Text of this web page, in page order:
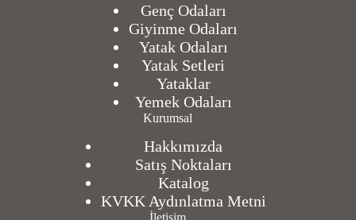
Genç Odaları
Giyinme Odaları
Yatak Odaları
Yatak Setleri
Yataklar
Yemek Odaları
Kurumsal
Hakkımızda
Satış Noktaları
Katalog
KVKK Aydınlatma Metni
İletişim